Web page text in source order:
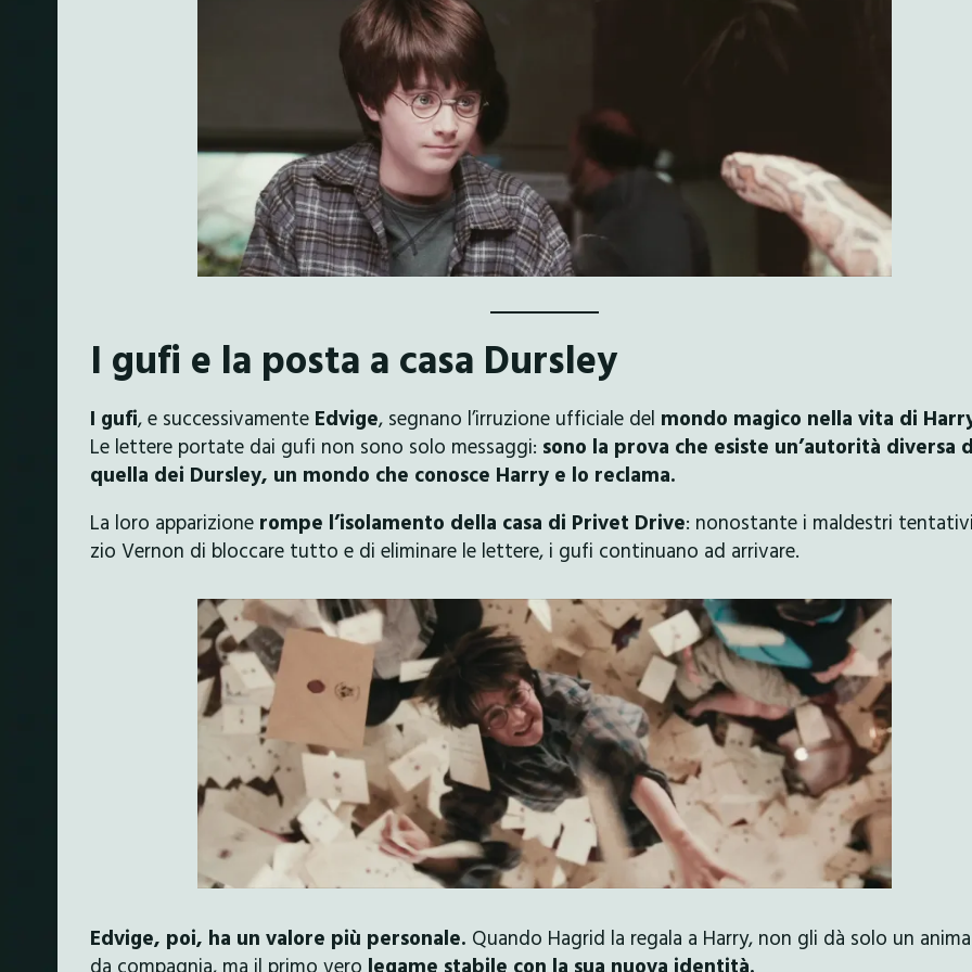
I gufi e la posta a casa Dursley
I gufi, e successivamente Edvige, segnano l’irruzione ufficiale del mondo magico nella vita di
Le lettere portate dai gufi non sono solo messaggi: sono la prova che esiste un’autorità diversa
quella dei Dursley, un mondo che conosce Harry e lo reclama.
La loro apparizione rompe l’isolamento della casa di Privet Drive: nonostante i maldestri
zio Vernon di bloccare tutto e di eliminare le lettere, i gufi continuano ad arrivare.
Edvige, poi, ha un valore più personale. Quando Hagrid la regala a Harry, non gli dà solo un
da compagnia, ma il primo vero legame stabile con la sua nuova identità.